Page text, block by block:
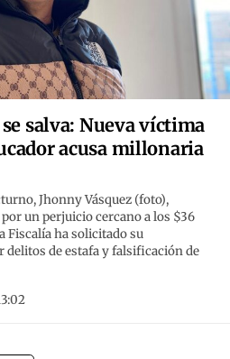
salva: Nueva víctima
acusa millonaria
Jhonny Vásquez (foto),
un perjuicio cercano a los $36
Fiscalía ha solicitado su
de estafa y falsificación de